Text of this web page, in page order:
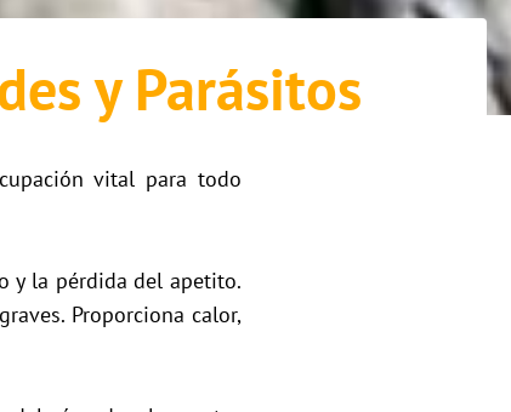
y Parásitos
vital para todo
y la pérdida del apetito.
Proporciona calor,